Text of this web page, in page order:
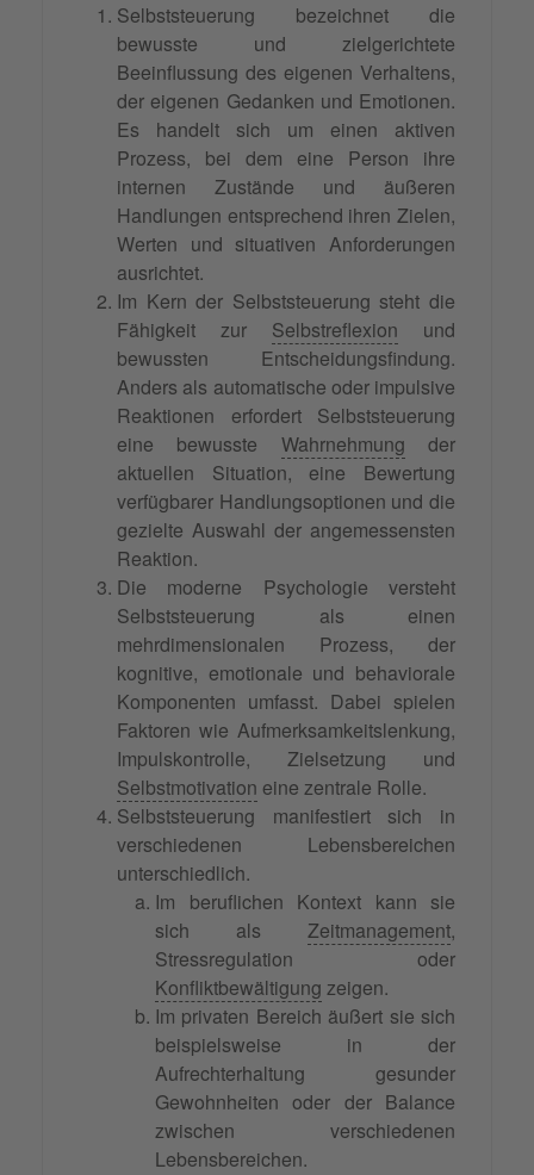
Selbststeuerung bezeichnet die
bewusste und zielgerichtete
Beeinflussung des eigenen Verhaltens,
der eigenen Gedanken und Emotionen.
Es handelt sich um einen aktiven
Prozess, bei dem eine Person ihre
internen Zustände und äußeren
Handlungen entsprechend ihren Zielen,
Werten und situativen Anforderungen
ausrichtet.
Im Kern der Selbststeuerung steht die
Fähigkeit zur Selbstreflexion und
bewussten Entscheidungsfindung.
Anders als automatische oder impulsive
Reaktionen erfordert Selbststeuerung
eine bewusste Wahrnehmung der
aktuellen Situation, eine Bewertung
verfügbarer Handlungsoptionen und die
gezielte Auswahl der angemessensten
Reaktion.
Die moderne Psychologie versteht
Selbststeuerung als einen
mehrdimensionalen Prozess, der
kognitive, emotionale und behaviorale
Komponenten umfasst. Dabei spielen
Faktoren wie Aufmerksamkeitslenkung,
Impulskontrolle, Zielsetzung und
Selbstmotivation eine zentrale Rolle.
Selbststeuerung manifestiert sich in
verschiedenen Lebensbereichen
unterschiedlich.
Im beruflichen Kontext kann sie
sich als Zeitmanagement,
Stressregulation oder
Konfliktbewältigung zeigen.
Im privaten Bereich äußert sie sich
beispielsweise in der
Aufrechterhaltung gesunder
Gewohnheiten oder der Balance
zwischen verschiedenen
Lebensbereichen.